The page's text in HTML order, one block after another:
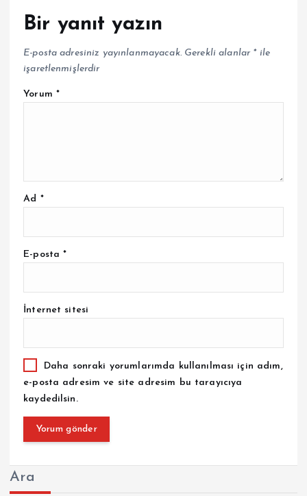
Bir yanıt yazın
E-posta adresiniz yayınlanmayacak. Gerekli alanlar *ile
işaretlenmişlerdir
Yorum *
Ad *
E-posta*
İnternet sitesi
Daha sonraki yorumlarımda kullanılması için adım,
e-posta adresim ve site adresim bu tarayıcıya
kaydedilsin.
Ara